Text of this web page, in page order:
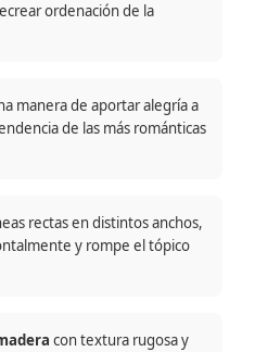
ordenación de la
manera de aportar alegría a
de las más románticas
rectas en distintos anchos,
y rompe el tópico
con textura rugosa y